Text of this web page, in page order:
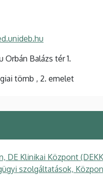
Balázs tér 1.
tömb , 2. emelet
DE Klinikai Központ
szolgáltatások,